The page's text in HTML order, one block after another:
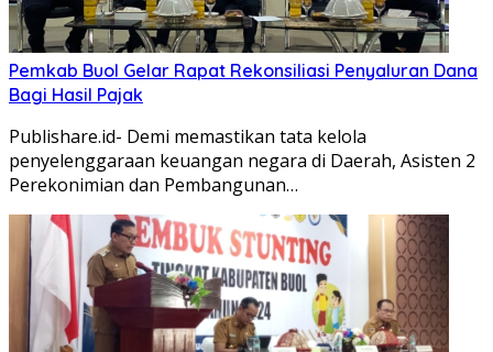
Pemkab Buol Gelar Rapat Rekonsiliasi Penyaluran Dana
Bagi Hasil Pajak
Publishare.id- Demi memastikan tata kelola
penyelenggaraan keuangan negara di Daerah, Asisten 2
Perekonimian dan Pembangunan…